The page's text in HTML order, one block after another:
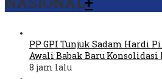
PP GPI Tunjuk Sadam Hardi
Awali Babak Baru Konsolidasi
8 jam lalu